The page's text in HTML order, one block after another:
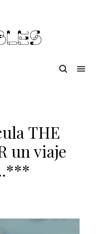
THE
un viaje